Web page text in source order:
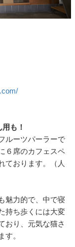
も！
ルーツパーラーで
６席のカフェスペ
ております。（人
魅力的で、中で寝
持ち歩くには大変
おり、元気な猫さ
す。